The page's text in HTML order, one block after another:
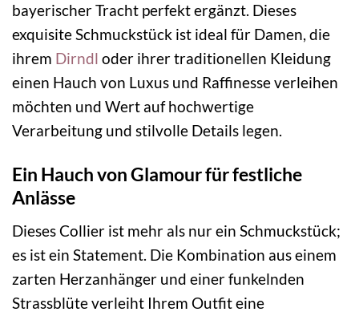
bayerischer Tracht perfekt ergänzt. Dieses
exquisite Schmuckstück ist ideal für Damen, die
ihrem Dirndl oder ihrer traditionellen Kleidung
einen Hauch von Luxus und Raffinesse verleihen
möchten und Wert auf hochwertige
Verarbeitung und stilvolle Details legen.
Ein Hauch von Glamour für festliche
Anlässe
Dieses Collier ist mehr als nur ein Schmuckstück;
es ist ein Statement. Die Kombination aus einem
zarten Herzanhänger und einer funkelnden
Strassblüte verleiht Ihrem Outfit eine